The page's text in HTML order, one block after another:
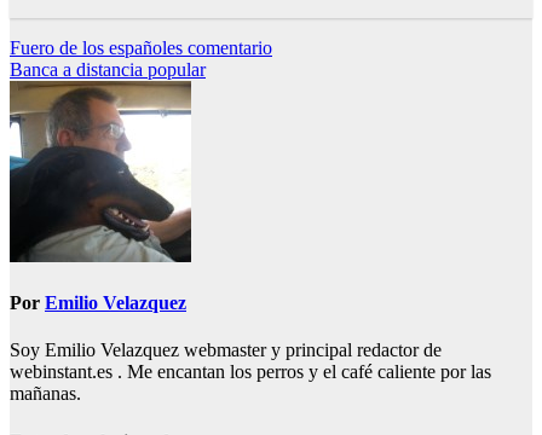
Navegación
de
entradas
Fuero de los españoles comentario
Banca a distancia popular
Por Emilio Velazquez
Soy Emilio Velazquez webmaster y principal redactor de
webinstant.es . Me encantan los perros y el café caliente por las
mañanas.